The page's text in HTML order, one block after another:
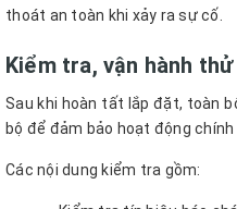
thoát an toàn khi xảy ra sự cố.
Kiểm tra, vận hành
Sau khi hoàn tất lắp đặt, toàn
bộ để đảm bảo hoạt động chính
Các nội dung kiểm tra gồm: